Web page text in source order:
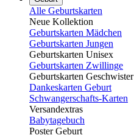
Alle Geburtskarten
Neue Kollektion
Geburtskarten Mädchen
Geburtskarten Jungen
Geburtskarten Unisex
Geburtskarten Zwillinge
Geburtskarten Geschwister
Dankeskarten Geburt
Schwangerschafts-Karten
Versandextras
Babytagebuch
Poster Geburt